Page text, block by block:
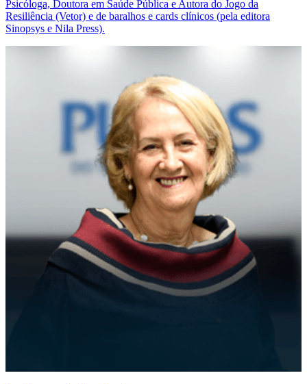
Psicóloga, Doutora em Saúde Pública e Autora do Jogo da
Resiliência (Vetor) e de baralhos e cards clínicos (pela editora
Sinopsys e Nila Press).